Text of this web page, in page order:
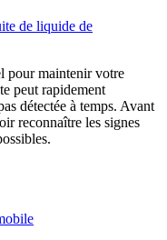
de liquide de
pour maintenir votre
peut rapidement
détectée à temps. Avant
reconnaître les signes